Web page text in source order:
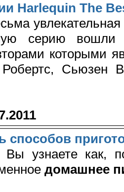
Harlequin The
серию вошли
которыми
Сьюзен
способов
Вы узнаете как,
домашнее